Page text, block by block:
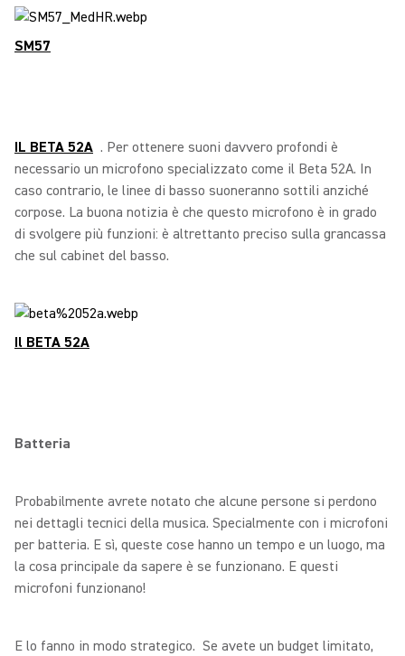
SM57
IL BETA 52A . Per ottenere suoni davvero profondi è
necessario un microfono specializzato come il Beta 52A. In
caso contrario, le linee di basso suoneranno sottili anziché
corpose. La buona notizia è che questo microfono è in grado
di svolgere più funzioni: è altrettanto preciso sulla grancassa
che sul cabinet del basso.
Il BETA 52A
Batteria
Probabilmente avrete notato che alcune persone si perdono
nei dettagli tecnici della musica. Specialmente con i microfoni
per batteria. E sì, queste cose hanno un tempo e un luogo, ma
la cosa principale da sapere è se funzionano. E questi
microfoni funzionano!
E lo fanno in modo strategico. Se avete un budget limitato,